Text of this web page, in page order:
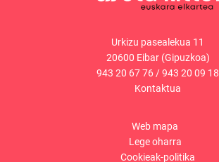
Urkizu pasealekua 11
20600 Eibar (Gipuzkoa)
943 20 67 76/943 20 09 18
Kontaktua
Web mapa
Lege oharra
Cookieak-politika